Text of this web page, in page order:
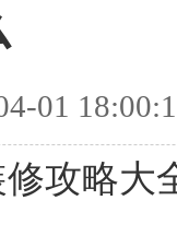
01
攻略大